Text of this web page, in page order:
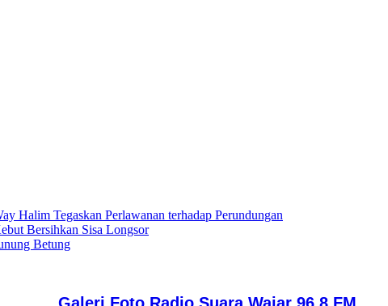
Halim Tegaskan Perlawanan terhadap Perundungan
Bersihkan Sisa Longsor
Betung